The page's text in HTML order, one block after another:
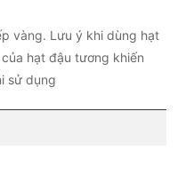
vàng. Lưu ý khi dùng hạt
hạt đậu tương khiến
sử dụng